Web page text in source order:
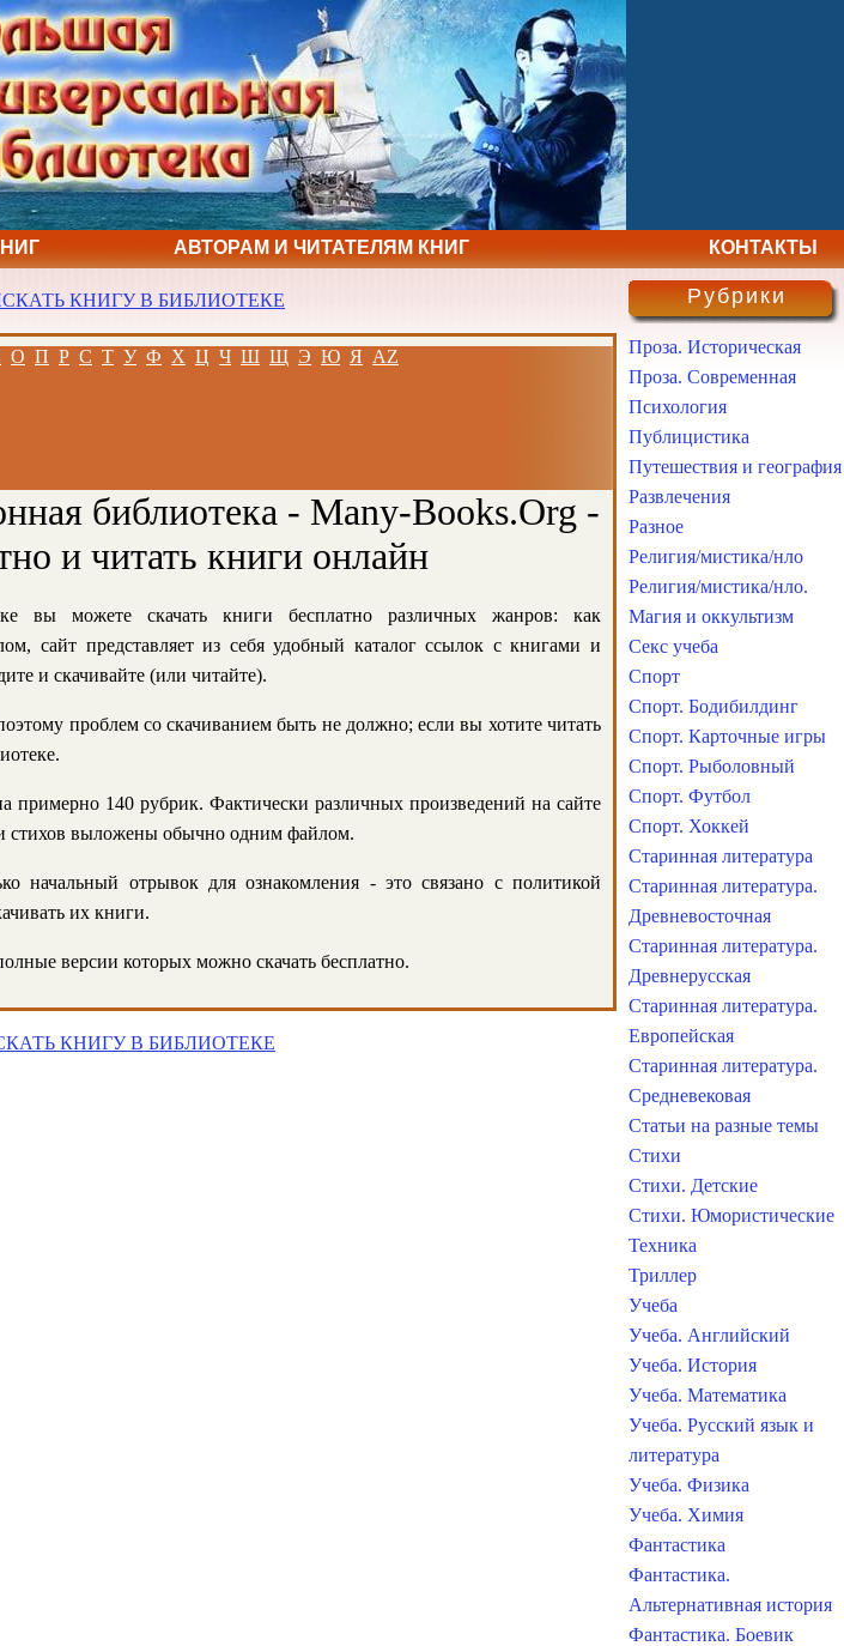
АВТОРАМ И ЧИТАТЕЛЯМ КНИГ КОНТАКТЫ
КНИГУ В БИБЛИОТЕКЕ
О П Р С Т У Ф Х Ц Ч Ш Щ Э Ю Я AZ
библиотека - Many-Books.Org -
и читать книги онлайн
вы можете скачать книги бесплатно различных жанров: как
сайт представляет из себя удобный каталог ссылок с книгами и
и скачивайте (или читайте).
проблем со скачиванием быть не должно; если вы хотите читать
примерно 140 рубрик. Фактически различных произведений на сайте
и стихов выложены обычно одним файлом.
начальный отрывок для ознакомления - это связано с политикой
их книги.
версии которых можно скачать бесплатно.
КНИГУ В БИБЛИОТЕКЕ
Рубрики
Проза. Историческая
Проза. Современная
Психология
Публицистика
Путешествия и география
Развлечения
Разное
Религия/мистика/нло
Религия/мистика/нло.
Магия и оккультизм
Секс учеба
Спорт
Спорт. Бодибилдинг
Спорт. Карточные игры
Спорт. Рыболовный
Спорт. Футбол
Спорт. Хоккей
Старинная литература
Старинная литература.
Древневосточная
Старинная литература.
Древнерусская
Старинная литература.
Европейская
Старинная литература.
Средневековая
Статьи на разные темы
Стихи
Стихи. Детские
Стихи. Юмористические
Техника
Триллер
Учеба
Учеба. Английский
Учеба. История
Учеба. Математика
Учеба. Русский язык и
литература
Учеба. Физика
Учеба. Химия
Фантастика
Фантастика.
Альтернативная история
Фантастика. Боевик